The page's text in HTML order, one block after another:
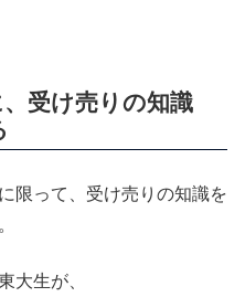
受け売りの知識
限って、受け売りの知識を
大生が、